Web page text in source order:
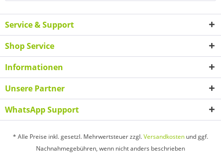
Service & Support
Shop Service
Informationen
Unsere Partner
WhatsApp Support
* Alle Preise inkl. gesetzl. Mehrwertsteuer zzgl.Versandkosten und ggf.
Nachnahmegebühren, wenn nicht anders beschrieben